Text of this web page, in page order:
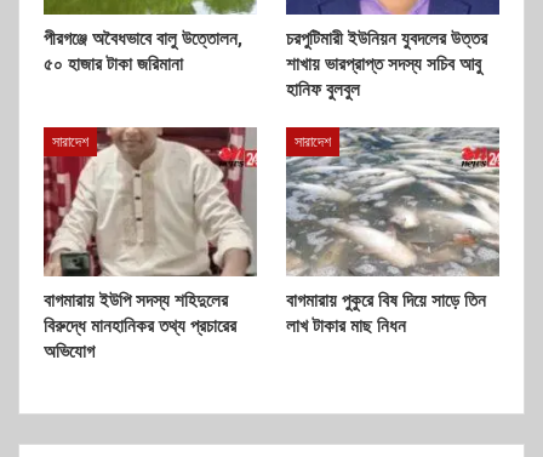
পীরগঞ্জে অবৈধভাবে বালু উত্তোলন,
৫০ হাজার টাকা জরিমানা
চরপুটিমারী ইউনিয়ন যুবদলের উত্তর
শাখায় ভারপ্রাপ্ত সদস্য সচিব আবু
হানিফ বুলবুল
সারাদেশ
বাগমারায় ইউপি সদস্য শহিদুলের
বিরুদ্ধে মানহানিকর তথ্য প্রচারের
অভিযোগ
সারাদেশ
বাগমারায় পুকুরে বিষ দিয়ে সাড়ে তিন
লাখ টাকার মাছ নিধন